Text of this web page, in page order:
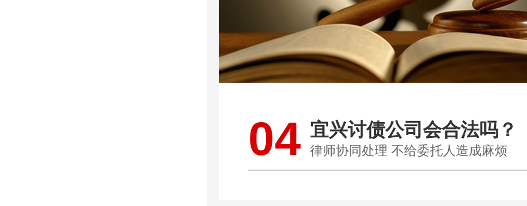
04 宜兴讨债公司会合法吗？
律师协同处理 不给委托人造成麻烦